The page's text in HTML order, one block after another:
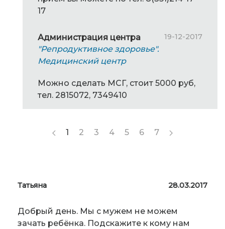
17
Администрация центра 19-12-2017
"Репродуктивное здоровье".
Медицинский центр
Можно сделать МСГ, стоит 5000 руб,
тел. 2815072, 7349410
1 2 3 4 5 6 7
Татьяна 28.03.2017
Добрый день. Мы с мужем не можем
зачать ребёнка. Подскажите к кому нам